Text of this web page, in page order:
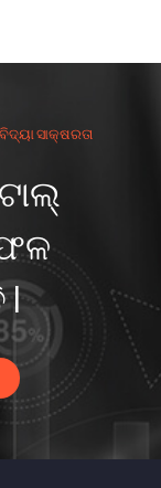
ସାକ୍ଷରତା
I